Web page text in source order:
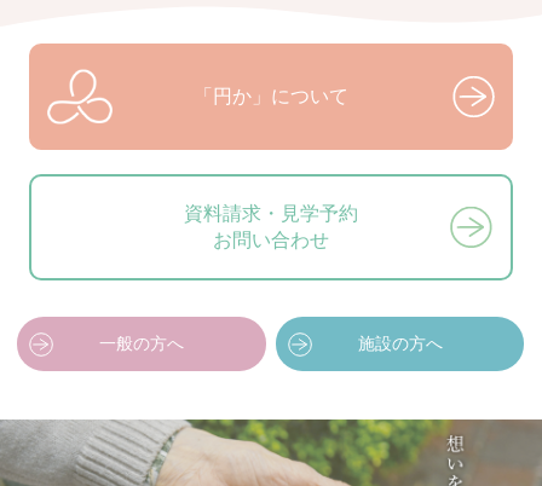
「円か」について
資料請求・見学予約
お問い合わせ
一般の方へ 施設の方へ